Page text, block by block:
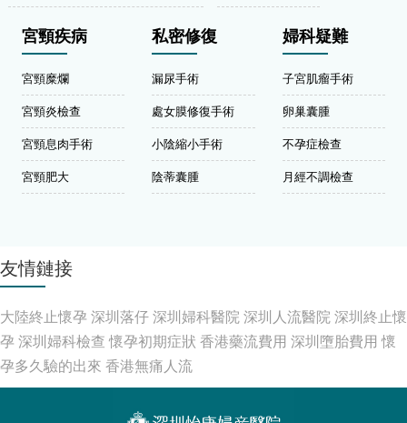
宮頸疾病
宮頸糜爛
宮頸炎檢查
宮頸息肉手術
宮頸肥大
私密修復
漏尿手術
處女膜修復手術
小陰縮小手術
陰蒂囊腫
婦科疑難
子宮肌瘤手術
卵巢囊腫
不孕症檢查
月經不調檢查
友情鏈接
大陸終止懷孕 深圳落仔深圳婦科醫院深圳人流醫院深圳終止懷
孕 深圳婦科檢查 懷孕初期症狀 香港藥流費用 深圳墮胎費用 懷
孕多久驗的出來 香港無痛人流